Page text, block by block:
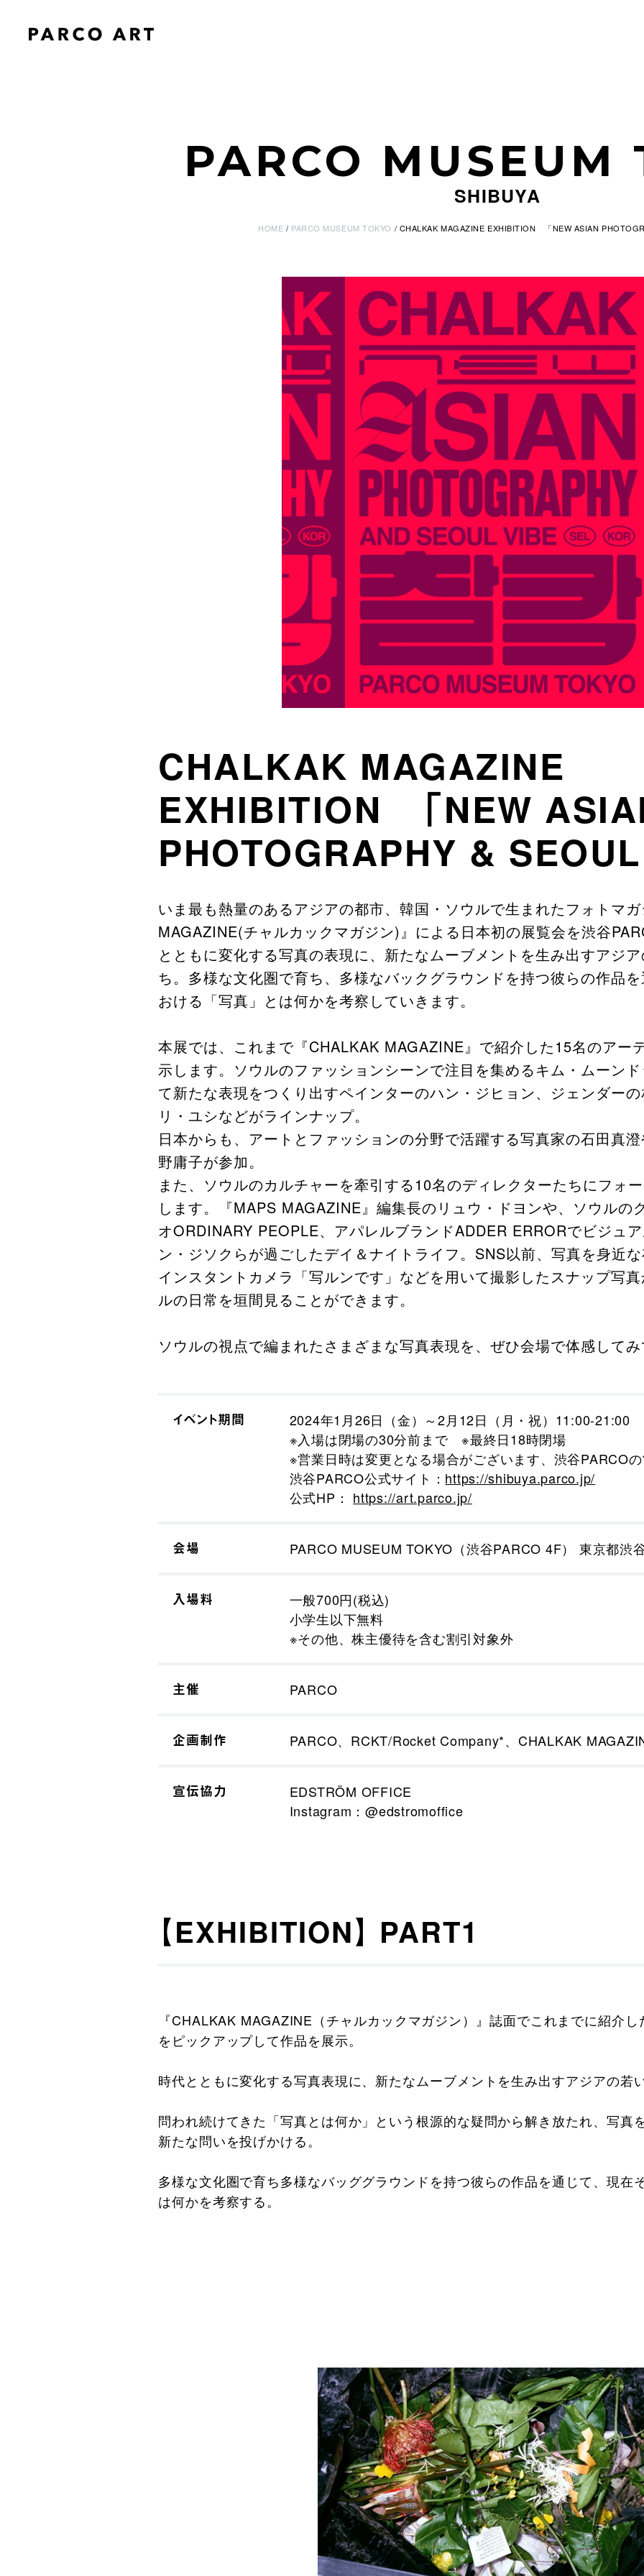
PARCO MUSEUM
SHIBUYA
HOME PARCO MUSEUM TOKYO CHALKAK MAGAZINE EXHIBITION 「NEW ASIAN
CHALKAK MAGAZINE
EXHIBITION 「NEW
PHOTOGRAPHY &
いま最も熱量のあるアジアの都市、韓国・ソウルで生まれたフォトマ
MAGAZINE(チャルカックマガジン)』による日本初の展覧会を渋谷
とともに変化する写真の表現に、新たなムーブメントを生み出すアジ
ち。多様な文化圏で育ち、多様なバックグラウンドを持つ彼らの作品
おける「写真」とは何かを考察していきます。
本展では、これまで『CHALKAK MAGAZINE』で紹介した15名のアー
示します。ソウルのファッションシーンで注目を集めるキム・ムーン
て新たな表現をつくり出すペインターのハン・ジヒョン、ジェンダー
リ・ユシなどがラインナップ。
日本からも、アートとファッションの分野で活躍する写真家の石田真
野庸子が参加。
また、ソウルのカルチャーを牽引する10名のディレクターたちにフォ
します。『MAPS MAGAZINE』編集長のリュウ・ドヨンや、ソウルの
オORDINARY PEOPLE、アパレルブランドADDER ERRORでビジュ
ン・ジソクらが過ごしたデイ＆ナイトライフ。SNS以前、写真を身近
インスタントカメラ「写ルンです」などを用いて撮影したスナップ写
ルの日常を垣間見ることができます。
ソウルの視点で編まれたさまざまな写真表現を、ぜひ会場で体感して
イベント期間
2024年1月26日（金）～2月12日（月・祝）11:00-21:00
※入場は閉場の30分前まで ※最終日18時閉場
※営業日時は変更となる場合がございます、渋谷PARCO
渋谷PARCO公式サイト： https://shibuya.parco.jp/
公式HP： https://art.parco.jp/
会場 PARCO MUSEUM TOKYO（渋谷PARCO 4F） 東京都渋
入場料
一般700円(税込)
小学生以下無料
※その他、株主優待を含む割引対象外
主催 PARCO
企画制作 PARCO、RCKT/Rocket Company*、CHALKAK
宣伝協力
EDSTRÖM OFFICE
Instagram：@edstromoffice
【EXHIBITION】 PART1
『CHALKAK MAGAZINE（チャルカックマガジン）』誌面でこれまでに紹介
をピックアップして作品を展示。
時代とともに変化する写真表現に、新たなムーブメントを生み出すアジアの若
問われ続けてきた「写真とは何か」という根源的な疑問から解き放たれ、写真
新たな問いを投げかける。
多様な文化圏で育ち多様なバッググラウンドを持つ彼らの作品を通じて、現在
は何かを考察する。